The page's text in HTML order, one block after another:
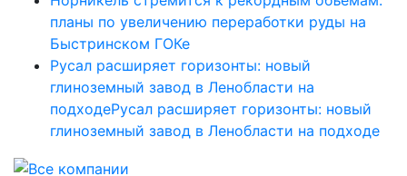
планы по увеличению переработки руды на
Быстринском ГОКе
Русал расширяет горизонты: новый
глиноземный завод в Ленобласти на
подходеРусал расширяет горизонты: новый
глиноземный завод в Ленобласти на подходе